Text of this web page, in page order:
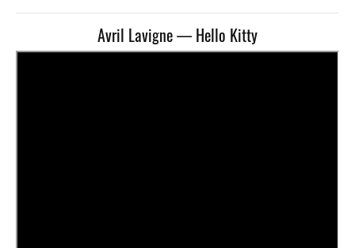
Avril Lavigne — Hello Kitty